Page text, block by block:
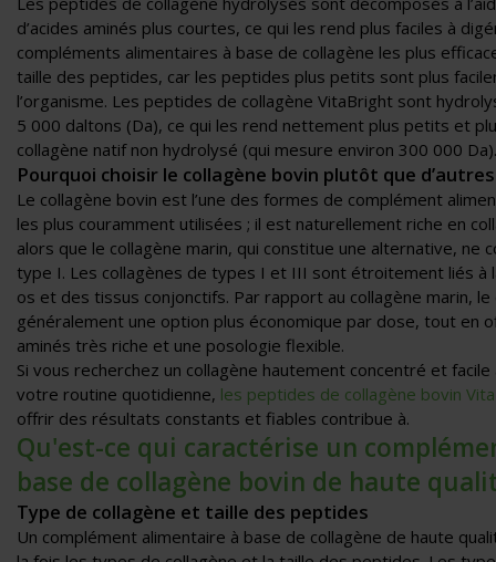
d’acides aminés plus courtes, ce qui les rend plus faciles à
compléments alimentaires à base de collagène les plus
taille des peptides, car les peptides plus petits sont plus
l’organisme. Les peptides de collagène VitaBright sont
5 000 daltons (Da), ce qui les rend nettement plus petits et
collagène natif non hydrolysé (qui mesure environ 300 000 Da).
Pourquoi choisir le collagène bovin plutôt que
Le collagène bovin est l’une des formes de complément
les plus couramment utilisées ; il est naturellement riche en
alors que le collagène marin, qui constitue une alternative, ne
type I. Les collagènes de types I et III sont étroitement liés à
os et des tissus conjonctifs. Par rapport au collagène marin,
généralement une option plus économique par dose, tout en
aminés très riche et une posologie flexible.
Si vous recherchez un collagène hautement concentré et
votre routine quotidienne, les peptides de collagène bovin
offrir des résultats constants et fiables contribue à.
Qu'est-ce qui caractérise un
base de collagène bovin de haute
Type de collagène et taille des peptides
Un complément alimentaire à base de collagène de haute